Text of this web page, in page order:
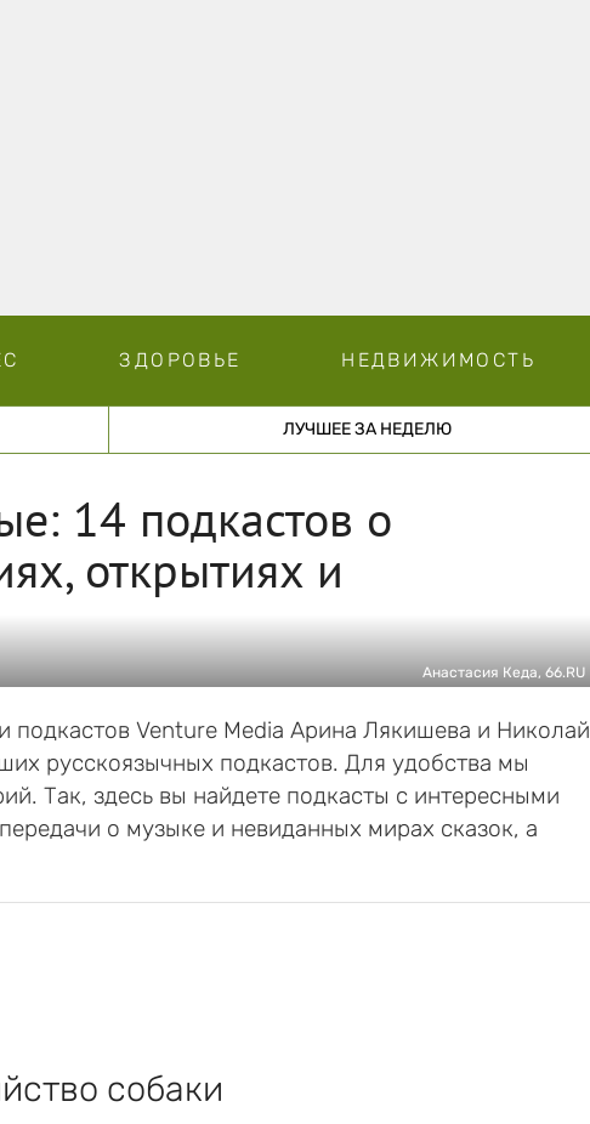
ЗДОРОВЬЕ НЕДВИЖИМОСТЬ
ЛУЧШЕЕ ЗА НЕДЕЛЮ
14 подкастов о
открытиях и
Анастасия Кеда, 66.RU
подкастов Venture Media Арина Лякишева и Николай
русскоязычных подкастов. Для удобства мы
Так, здесь вы найдете подкасты с интересными
о музыке и невиданных мирах сказок, а
собаки